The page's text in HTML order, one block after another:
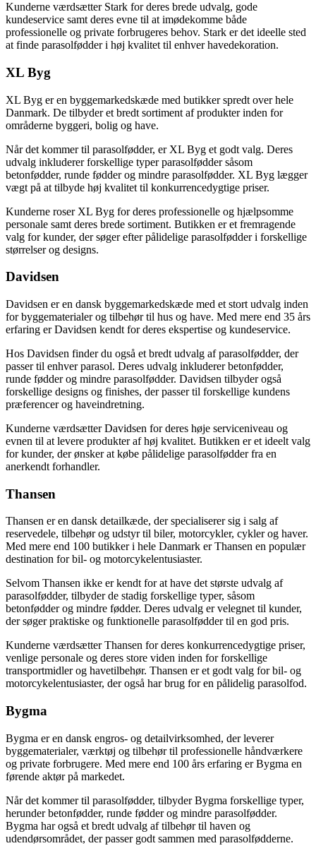
Kunderne værdsætter Stark for deres brede udvalg, gode
kundeservice samt deres evne til at imødekomme både
professionelle og private forbrugeres behov. Stark er det ideelle sted
at finde parasolfødder i høj kvalitet til enhver havedekoration.
XL Byg
XL Byg er en byggemarkedskæde med butikker spredt over hele
Danmark. De tilbyder et bredt sortiment af produkter inden for
områderne byggeri, bolig og have.
Når det kommer til parasolfødder, er XL Byg et godt valg. Deres
udvalg inkluderer forskellige typer parasolfødder såsom
betonfødder, runde fødder og mindre parasolfødder. XL Byg lægger
vægt på at tilbyde høj kvalitet til konkurrencedygtige priser.
Kunderne roser XL Byg for deres professionelle og hjælpsomme
personale samt deres brede sortiment. Butikken er et fremragende
valg for kunder, der søger efter pålidelige parasolfødder i forskellige
størrelser og designs.
Davidsen
Davidsen er en dansk byggemarkedskæde med et stort udvalg inden
for byggematerialer og tilbehør til hus og have. Med mere end 35 års
erfaring er Davidsen kendt for deres ekspertise og kundeservice.
Hos Davidsen finder du også et bredt udvalg af parasolfødder, der
passer til enhver parasol. Deres udvalg inkluderer betonfødder,
runde fødder og mindre parasolfødder. Davidsen tilbyder også
forskellige designs og finishes, der passer til forskellige kundens
præferencer og haveindretning.
Kunderne værdsætter Davidsen for deres høje serviceniveau og
evnen til at levere produkter af høj kvalitet. Butikken er et ideelt valg
for kunder, der ønsker at købe pålidelige parasolfødder fra en
anerkendt forhandler.
Thansen
Thansen er en dansk detailkæde, der specialiserer sig i salg af
reservedele, tilbehør og udstyr til biler, motorcykler, cykler og haver.
Med mere end 100 butikker i hele Danmark er Thansen en populær
destination for bil- og motorcykelentusiaster.
Selvom Thansen ikke er kendt for at have det største udvalg af
parasolfødder, tilbyder de stadig forskellige typer, såsom
betonfødder og mindre fødder. Deres udvalg er velegnet til kunder,
der søger praktiske og funktionelle parasolfødder til en god pris.
Kunderne værdsætter Thansen for deres konkurrencedygtige priser,
venlige personale og deres store viden inden for forskellige
transportmidler og havetilbehør. Thansen er et godt valg for bil- og
motorcykelentusiaster, der også har brug for en pålidelig parasolfod.
Bygma
Bygma er en dansk engros- og detailvirksomhed, der leverer
byggematerialer, værktøj og tilbehør til professionelle håndværkere
og private forbrugere. Med mere end 100 års erfaring er Bygma en
førende aktør på markedet.
Når det kommer til parasolfødder, tilbyder Bygma forskellige typer,
herunder betonfødder, runde fødder og mindre parasolfødder.
Bygma har også et bredt udvalg af tilbehør til haven og
udendørsområdet, der passer godt sammen med parasolfødderne.